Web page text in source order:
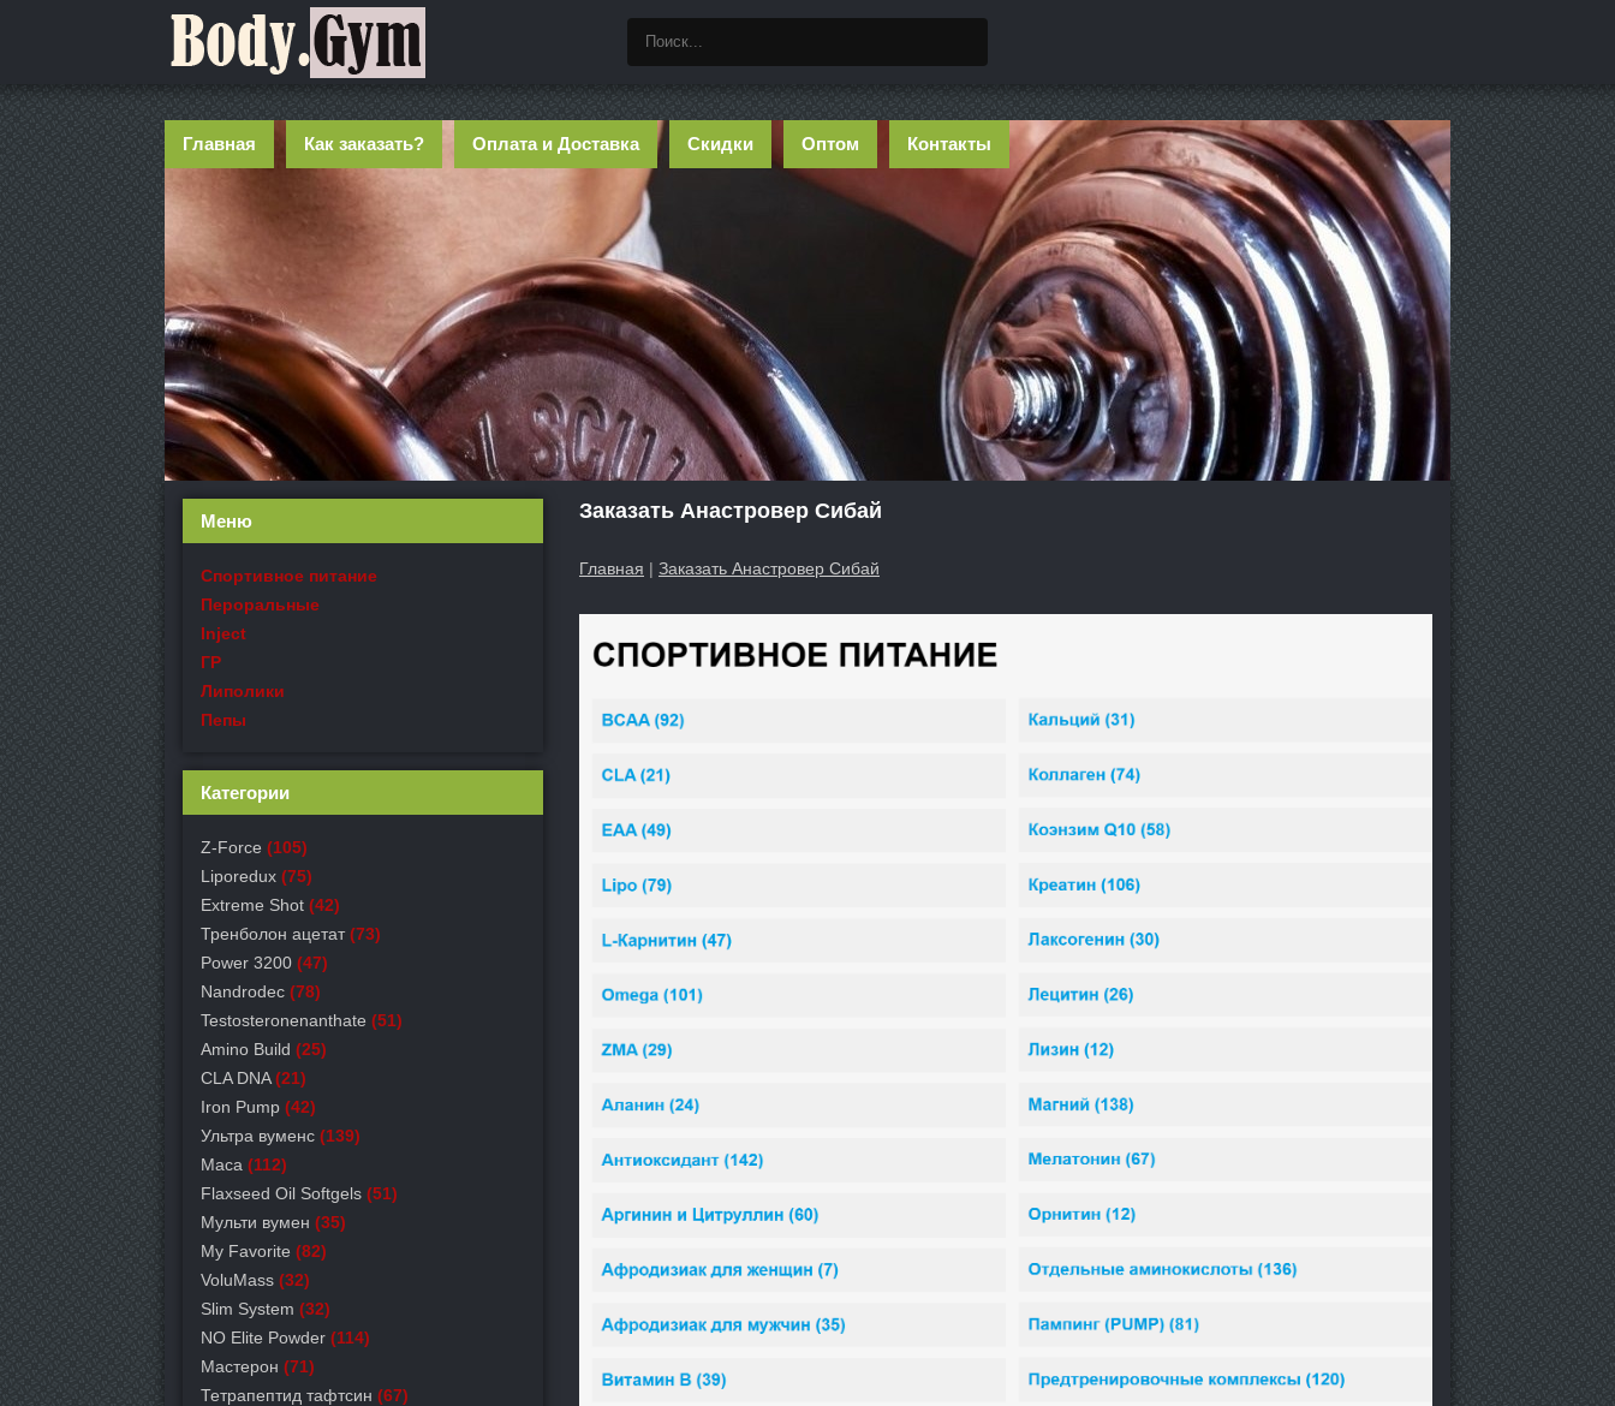
Главная Как заказать? Оплата и Доставка Скидки Оптом Контакты
Заказать Анастровер Сибай
Главная | Заказать Анастровер Сибай
Меню
Спортивное питание
Пероральные
Inject
ГР
Липолики
Пепы
Категории
Z-Force (105)
Liporedux (75)
Extreme Shot (42)
Тренболон ацетат (73)
Power 3200 (47)
Nandrodec (78)
Testosteronenanthate (51)
Amino Build (25)
CLA DNA (21)
Iron Pump (42)
Ультра вуменс (139)
Maca (112)
Flaxseed Oil Softgels (51)
Мульти вумен (35)
My Favorite (82)
VoluMass (32)
Slim System (32)
NO Elite Powder (114)
Мастерон (71)
Тетрапептид тафтсин (67)